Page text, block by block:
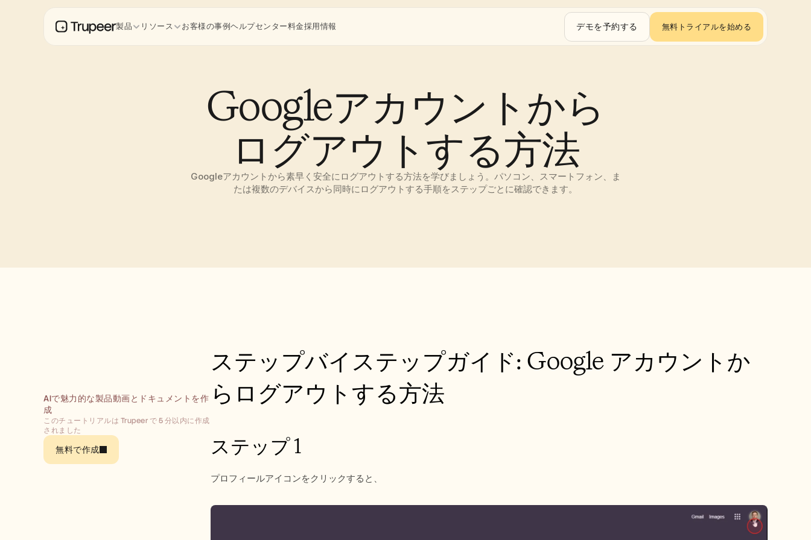
Googleアカウントから
ログアウトする方法
Googleアカウントから素早く安全にログアウトする方法を学びましょう。パソコン、スマートフォン、ま
たは複数のデバイスから同時にログアウトする手順をステップごとに確認できます。
AIで魅力的な製品動画とドキュメントを作
成
このチュートリアルは Trupeer で 5 分以内に作成
されました
無料で作成
ステップバイステップガイド: Google アカウントか
らログアウトする方法
ステップ 1
プロフィールアイコンをクリックすると、
製品 リソース お客様の事例ヘルプセンター料金採用情報 デモを予約する 無料トライアルを始める